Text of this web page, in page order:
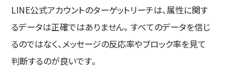
LINE公式アカウントのターゲットリーチは、属性に関す
るデータは正確ではありません。すべてのデータを信じ
るのではなく、メッセージの反応率やブロック率を見て
判断するのが良いです。